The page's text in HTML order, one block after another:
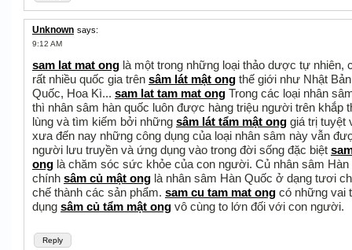
Unknown says:
9:12 AM
Reply
sam lat mat ong là một trong những loại thảo dược tự nhiên,
rất nhiều quốc gia trên sâm lát mật ong thế giới như Nhật
Quốc, Hoa Kì... sam lat tam mat ong Trong các loại nhân
thì nhân sâm hàn quốc luôn được hàng triệu người trên khắp
lùng và tìm kiếm bởi những sâm lát tẩm mật ong giá trị tuyệt
xưa đến nay những công dụng của loại nhân sâm này vẫn
người lưu truyền và ứng dụng vào trong đời sống đặc biệt
ong là chăm sóc sức khỏe của con người. Củ nhân sâm Hàn
chính sâm củ mật ong là nhân sâm Hàn Quốc ở dạng tươi
chế thành các sản phẩm. sam cu tam mat ong có những vai
dụng sâm củ tẩm mật ong vô cùng to lớn đối với con người.